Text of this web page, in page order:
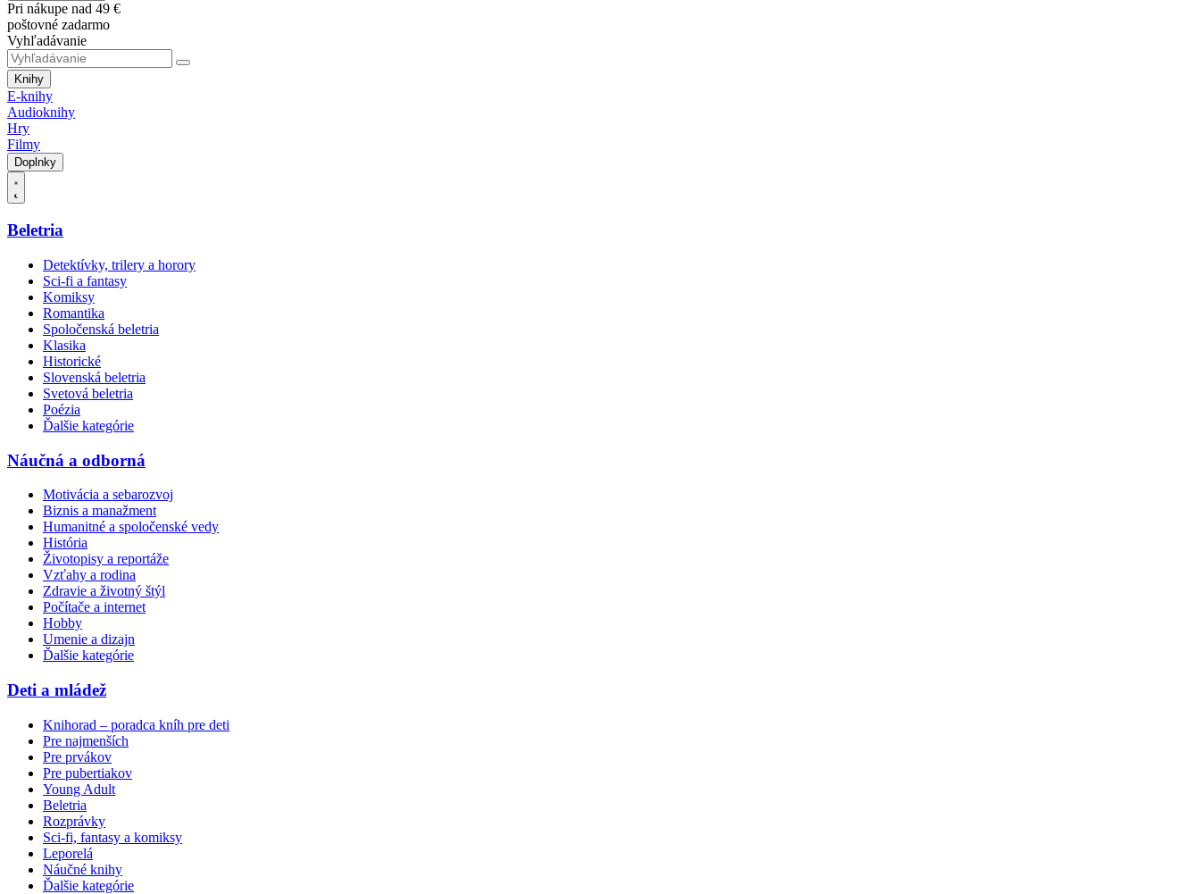
Pri nákupe nad 49 €
poštovné zadarmo
Vyhľadávanie
Knihy
E-knihy
Audioknihy
Hry
Filmy
Doplnky
Beletria
Detektívky, trilery a horory
Sci-fi a fantasy
Komiksy
Romantika
Spoločenská beletria
Klasika
Historické
Slovenská beletria
Svetová beletria
Poézia
Ďalšie kategórie
Náučná a odborná
Motivácia a sebarozvoj
Biznis a manažment
Humanitné a spoločenské vedy
História
Životopisy a reportáže
Vzťahy a rodina
Zdravie a životný štýl
Počítače a internet
Hobby
Umenie a dizajn
Ďalšie kategórie
Deti a mládež
Knihorad – poradca kníh pre deti
Pre najmenších
Pre prvákov
Pre pubertiakov
Young Adult
Beletria
Rozprávky
Sci-fi, fantasy a komiksy
Leporelá
Náučné knihy
Ďalšie kategórie